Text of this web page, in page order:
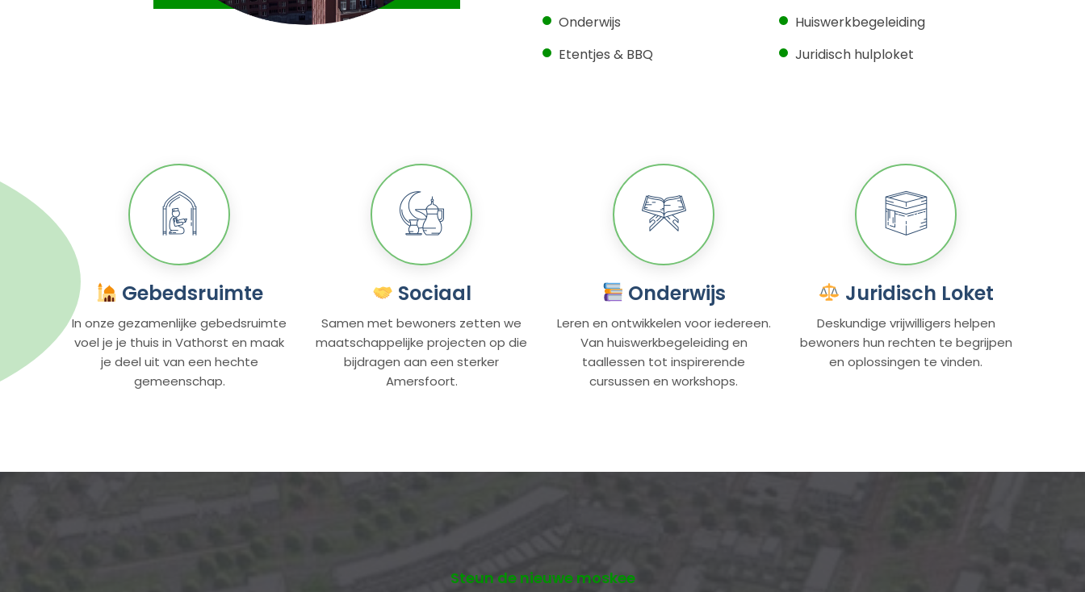
Onderwijs
Huiswerkbegeleiding
Etentjes & BBQ
Juridisch hulploket
Gebedsruimte
In onze gezamenlijke gebedsruimte
voel je je thuis in Vathorst en maak
je deel uit van een hechte
gemeenschap.
Sociaal
Samen met bewoners zetten we
maatschappelijke projecten op die
bijdragen aan een sterker
Amersfoort.
Onderwijs
Leren en ontwikkelen voor iedereen.
Van huiswerkbegeleiding en
taallessen tot inspirerende
cursussen en workshops.
Juridisch Loket
Deskundige vrijwilligers helpen
bewoners hun rechten te begrijpen
en oplossingen te vinden.
Steun de nieuwe moskee